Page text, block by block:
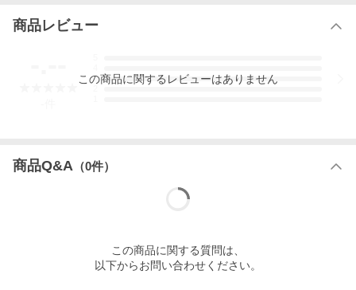
商品レビュー
3
この商品に関するレビューはありません
商品Q&A （0件）
この商品に関する質問は、
以下からお問い合わせください。